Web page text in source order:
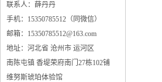
联系人：薛丹丹
手机：15350785512（同微信）
邮箱：15350785512@163.com
地址：河北省 沧州市 运河区
南陈屯镇 香堤荣府南门27栋102铺
维努斯琥珀体验馆